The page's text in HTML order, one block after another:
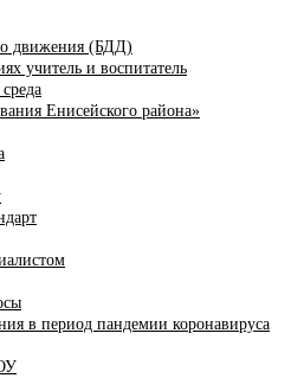
движения (БДД)
учитель и воспитатель
Енисейского района»
в период пандемии коронавируса